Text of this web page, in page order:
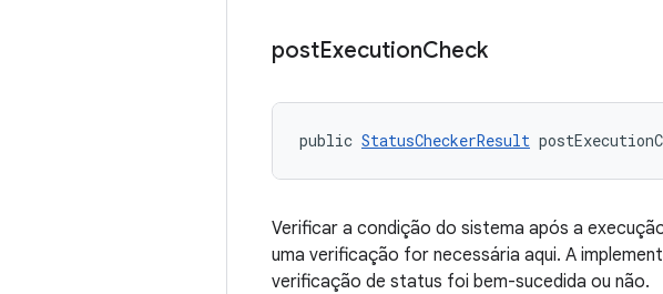
postExecutionCheck
public StatusCheckerResult
Verificar a condição do sistema após a
uma verificação for necessária aqui. A
verificação de status foi bem-sucedida ou não.